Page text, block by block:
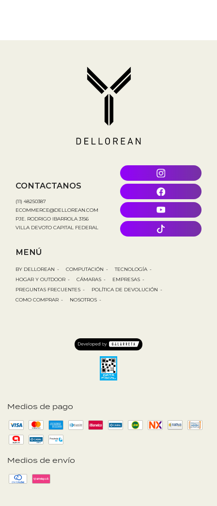
Medios de pago
Medios de envío
CONTACTANOS
(11) 48250387
ECOMMERCE@DELLOREAN.COM
PJE. RODRIGO IBARROLA 3156
VILLA DEVOTO CAPITAL FEDERAL
MENÚ
BY DELLOREAN - COMPUTACIÓN - TECNOLOGÍA -
HOGAR Y OUTDOOR - CÁMARAS - EMPRESAS -
PREGUNTAS FRECUENTES - POLÍTICA DE DEVOLUCIÓN -
COMO COMPRAR - NOSOTROS -